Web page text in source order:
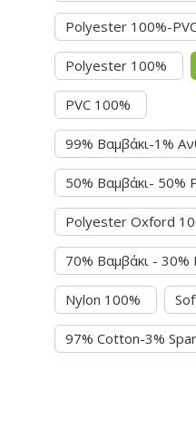
Polyester 100%-
Polyester 100%
PVC 100%
99% Βαμβάκι-1%
50% Βαμβάκι- 50%
Polyester Oxford
70% Βαμβάκι -
Nylon 100%
97% Cotton-3%